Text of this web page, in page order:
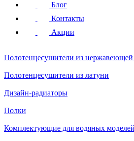
Блог
Контакты
Акции
Полотенцесушители из нержавеющей
Полотенцесушители из латуни
Дизайн-радиаторы
Полки
Комплектующие для водяных моделей